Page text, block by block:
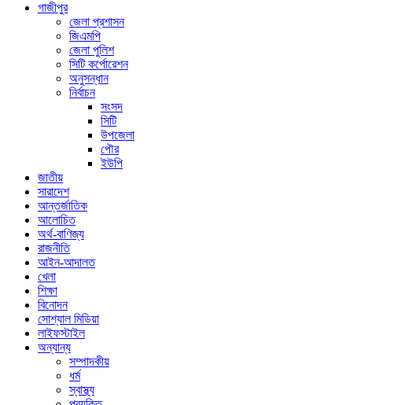
গাজীপুর
জেলা প্রশাসন
জিএমপি
জেলা পুলিশ
সিটি কর্পোরেশন
অনুসন্ধান
নির্বাচন
সংসদ
সিটি
উপজেলা
পৌর
ইউপি
জাতীয়
সারাদেশ
আন্তর্জাতিক
আলোচিত
অর্থ-বাণিজ্য
রাজনীতি
আইন-আদালত
খেলা
শিক্ষা
বিনোদন
সোশ্যাল মিডিয়া
লাইফস্টাইল
অন্যান্য
সম্পাদকীয়
ধর্ম
স্বাস্থ্য